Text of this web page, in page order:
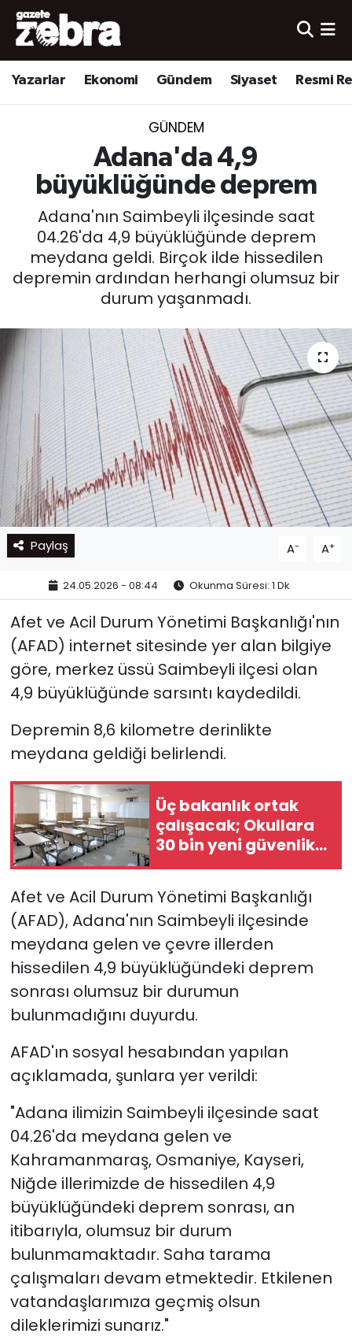
Yazarlar Ekonomi Gündem Siyaset Resmi
GÜNDEM
Adana'da 4,9
büyüklüğünde deprem
Adana'nın Saimbeyli ilçesinde saat
04.26'da 4,9 büyüklüğünde deprem
meydana geldi. Birçok ilde hissedilen
depremin ardından herhangi olumsuz bir
durum yaşanmadı.
Paylaş A- A+
24.05.2026 - 08:44 Okunma Süresi: 1 Dk
Afet ve Acil Durum Yönetimi Başkanlığı'nın
(AFAD) internet sitesinde yer alan bilgiye
göre, merkez üssü Saimbeyli ilçesi olan
4,9 büyüklüğünde sarsıntı kaydedildi.
Depremin 8,6 kilometre derinlikte
meydana geldiği belirlendi.
Üç bakanlık ortak
çalışacak; Okullara
30 bin yeni güvenlik
görevlisi alınacak
Afet ve Acil Durum Yönetimi Başkanlığı
(AFAD), Adana'nın Saimbeyli ilçesinde
meydana gelen ve çevre illerden
hissedilen 4,9 büyüklüğündeki deprem
sonrası olumsuz bir durumun
bulunmadığını duyurdu.
AFAD'ın sosyal hesabından yapılan
açıklamada, şunlara yer verildi:
"Adana ilimizin Saimbeyli ilçesinde saat
04.26'da meydana gelen ve
Kahramanmaraş, Osmaniye, Kayseri,
Niğde illerimizde de hissedilen 4,9
büyüklüğündeki deprem sonrası, an
itibarıyla, olumsuz bir durum
bulunmamaktadır. Saha tarama
çalışmaları devam etmektedir. Etkilenen
vatandaşlarımıza geçmiş olsun
dileklerimizi sunarız."
Yazarlar
Ekonomi
Yerel
Spor
Nöbetçi Eczaneler
Hava Durumu
Süper Lig Puan Durumu ve Fikstür
Tüm Manşetler
Son Dakika Haberleri
Haber Arşivi